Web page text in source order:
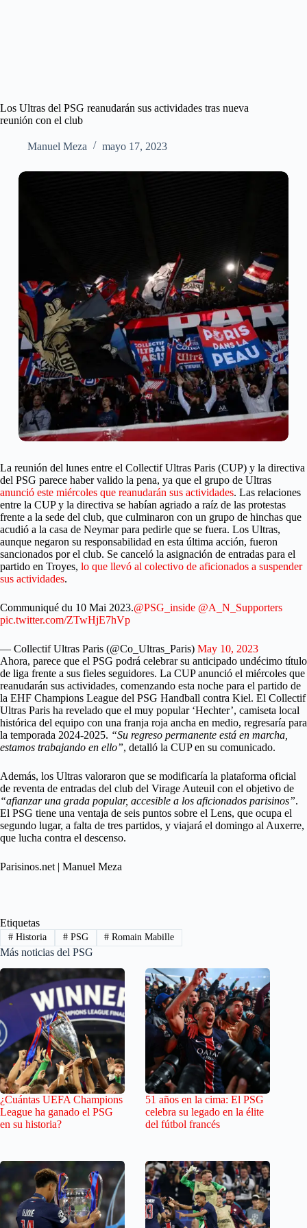
Los Ultras del PSG reanudarán sus actividades tras nueva
reunión con el club
Manuel Meza mayo 17, 2023
La reunión del lunes entre el Collectif Ultras Paris (CUP) y la directiva
del PSG parece haber valido la pena, ya que el grupo de Ultras
anunció este miércoles que reanudarán sus actividades. Las relaciones
entre la CUP y la directiva se habían agriado a raíz de las protestas
frente a la sede del club, que culminaron con un grupo de hinchas que
acudió a la casa de Neymar para pedirle que se fuera. Los Ultras,
aunque negaron su responsabilidad en esta última acción, fueron
sancionados por el club. Se canceló la asignación de entradas para el
partido en Troyes, lo que llevó al colectivo de aficionados a suspender
sus actividades.
Communiqué du 10 Mai 2023.@PSG_inside @A_N_Supporters
pic.twitter.com/ZTwHjE7hVp
— Collectif Ultras Paris (@Co_Ultras_Paris) May 10, 2023
Ahora, parece que el PSG podrá celebrar su anticipado undécimo título
de liga frente a sus fieles seguidores. La CUP anunció el miércoles que
reanudarán sus actividades, comenzando esta noche para el partido de
la EHF Champions League del PSG Handball contra Kiel. El Collectif
Ultras Paris ha revelado que el muy popular ‘Hechter’, camiseta local
histórica del equipo con una franja roja ancha en medio, regresaría para
la temporada 2024-2025. “Su regreso permanente está en marcha,
estamos trabajando en ello”, detalló la CUP en su comunicado.
Además, los Ultras valoraron que se modificaría la plataforma oficial
de reventa de entradas del club del Virage Auteuil con el objetivo de
“afianzar una grada popular, accesible a los aficionados parisinos”.
El PSG tiene una ventaja de seis puntos sobre el Lens, que ocupa el
segundo lugar, a falta de tres partidos, y viajará el domingo al Auxerre,
que lucha contra el descenso.
Parisinos.net | Manuel Meza
Etiquetas
#Historia #PSG # Romain Mabille
Más noticias del PSG
¿Cuántas UEFA Champions
League ha ganado el PSG
en su historia?
51 años en la cima: El PSG
celebra su legado en la élite
del fútbol francés